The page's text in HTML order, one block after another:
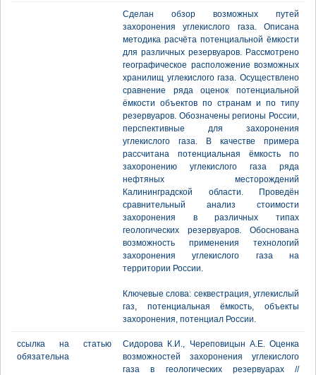
Сделан обзор возможных путей
захоронения углекислого газа. Описана
методика расчёта потенциальной ёмкости
для различных резервуаров. Рассмотрено
географическое расположение возможных
хранилищ углекислого газа. Осуществлено
сравнение ряда оценок потенциальной
ёмкости объектов по странам и по типу
резервуаров. Обозначены регионы России,
перспективные для захоронения
углекислого газа. В качестве примера
рассчитана потенциальная ёмкость по
захоронению углекислого газа ряда
нефтяных месторождений
Калининградской области. Проведён
сравнительный анализ стоимости
захоронения в различных типах
геологических резервуаров. Обоснована
возможность применения технологий
захоронения углекислого газа на
территории России.
Ключевые слова: секвестрация, углекислый
газ, потенциальная ёмкость, объекты
захоронения, потенциал России.
ссылка на статью
обязательна
Сидорова К.И., Череповицын А.Е. Оценка
возможностей захоронения углекислого
газа в геологических резервуарах //